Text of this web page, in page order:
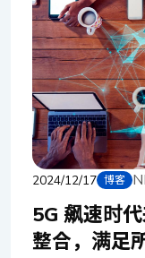
的入侵手法，IT
大的数字安全防
人工智能（AI）
能精准识别并分
量模式、实时监
动响应潜在威胁
体系，企业得以
下，更高效地保
化的安全防护。
保信息安全之必
间取得最佳平衡
的软件驱动加密
2024/12/17 博客
5G 飙速时
整合，满足